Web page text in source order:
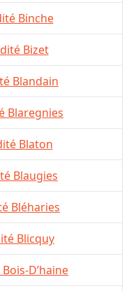
Binche
Bizet
Blandain
Blaregnies
Blaton
Blaugies
Bléharies
Blicquy
D’haine